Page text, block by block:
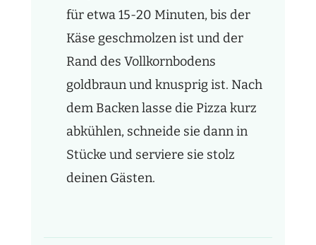
für etwa 15-20 Minuten, bis der
Käse geschmolzen ist und der
Rand des Vollkornbodens
goldbraun und knusprig ist. Nach
dem Backen lasse die Pizza kurz
abkühlen, schneide sie dann in
Stücke und serviere sie stolz
deinen Gästen.